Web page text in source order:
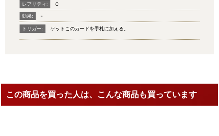
レアリティ: C
効果: -
トリガー: ゲットこのカードを手札に加える。
この商品を買った人は、こんな商品も買っています